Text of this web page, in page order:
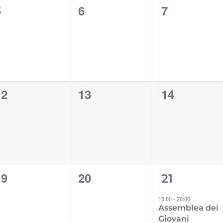
0
6
0
7
0
13
0
14
0
20
1
evento,
21
15:00-20:00
Assemblea dei
Giovani